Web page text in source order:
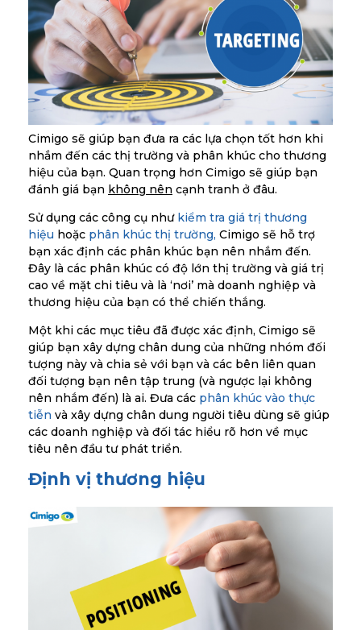
Cimigo sẽ giúp bạn đưa ra các lựa chọn tốt hơn khi
nhắm đến các thị trường và phân khúc cho thương
hiệu của bạn. Quan trọng hơn Cimigo sẽ giúp bạn
đánh giá bạn không nên cạnh tranh ở đâu.
Sử dụng các công cụ như kiểm tra giá trị thương
hiệu hoặc phân khúc thị trường, Cimigo sẽ hỗ trợ
bạn xác định các phân khúc bạn nên nhắm đến.
Đây là các phân khúc có độ lớn thị trường và giá trị
cao về mặt chi tiêu và là ‘nơi’ mà doanh nghiệp và
thương hiệu của bạn có thể chiến thắng.
Một khi các mục tiêu đã được xác định, Cimigo sẽ
giúp bạn xây dựng chân dung của những nhóm đối
tượng này và chia sẻ với bạn và các bên liên quan
đối tượng bạn nên tập trung (và ngược lại không
nên nhắm đến) là ai. Đưa các phân khúc vào thực
tiễn và xây dựng chân dung người tiêu dùng sẽ giúp
các doanh nghiệp và đối tác hiểu rõ hơn về mục
tiêu nên đầu tư phát triển.
Định vị thương hiệu